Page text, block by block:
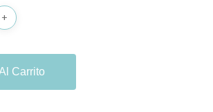
Carrito